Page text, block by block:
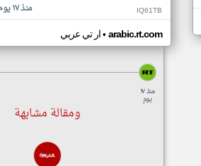
منذ ١٧ يوم IQ61TB
ار تي عربي• arabic.rt.com
منذ ١٧
يوم
ومقالة مشابهة